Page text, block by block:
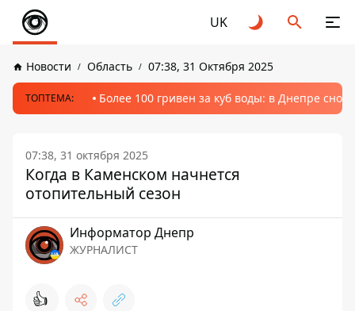
UK
Новости Область 07:38, 31 Октября 2025
ТОПТЕМА: Более 100 гривен за куб воды: в Днепре
07:38, 31 октября 2025
Когда в Каменском начнется
отопительный сезон
Информатор Днепр
ЖУРНАЛИСТ
👍